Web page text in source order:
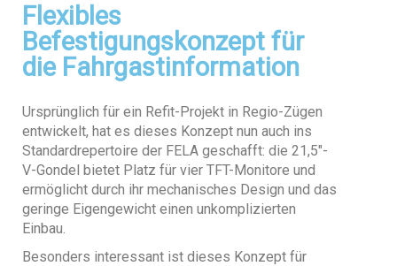
Flexibles
Befestigungskonzept für
die Fahrgastinformation
Ursprünglich für ein Refit-Projekt in Regio-Zügen
entwickelt, hat es dieses Konzept nun auch ins
Standardrepertoire der FELA geschafft: die 21,5″-
V-Gondel bietet Platz für vier TFT-Monitore und
ermöglicht durch ihr mechanisches Design und das
geringe Eigengewicht einen unkomplizierten
Einbau.
Besonders interessant ist dieses Konzept für